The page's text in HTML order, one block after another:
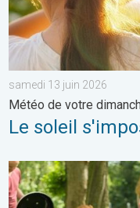
samedi 13 juin 2026
Météo de votre
Le soleil
Du froid glacial à une